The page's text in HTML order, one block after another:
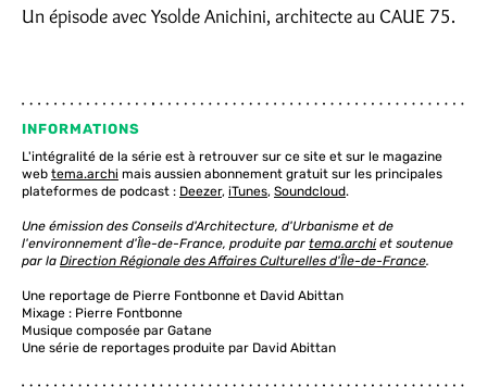
Un épisode avec Ysolde Anichini, architecte au CAUE 75.
INFORMATIONS
L'intégralité de la série est à retrouver sur ce site et sur le magazine
web tema.archi mais aussien abonnement gratuit sur les principales
plateformes de podcast : Deezer, iTunes, Soundcloud.
Une émission des Conseils d'Architecture, d'Urbanisme et de
l'environnement d'Île-de-France, produite par tema.archi et soutenue
par la Direction Régionale des Affaires Culturelles d'Île-de-France.
Une reportage de Pierre Fontbonne et David Abittan
Mixage : Pierre Fontbonne
Musique composée par Gatane
Une série de reportages produite par David Abittan